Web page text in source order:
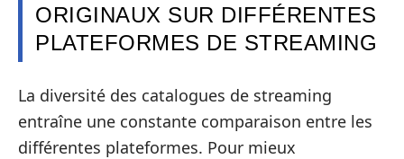
ORIGINAUX SUR DIFFÉRENTES
PLATEFORMES DE STREAMING
La diversité des catalogues de streaming
entraîne une constante comparaison entre les
différentes plateformes. Pour mieux